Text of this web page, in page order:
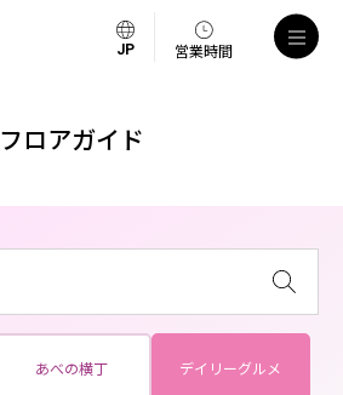
営業時間
フロアガイド
あべの横丁 デイリーグルメ